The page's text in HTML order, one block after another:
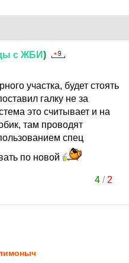
с ЖБИ)
участка, будет стоять
галку не за
это считывает и на
там проводят
спец
по новой
4/ 2